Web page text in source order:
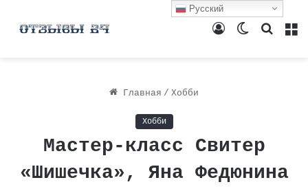
Поиск
Switch
Войти
Главная / Хобби
Хобби
Мастер-класс Свитер
«Шишечка», Яна Федюнина
Русский